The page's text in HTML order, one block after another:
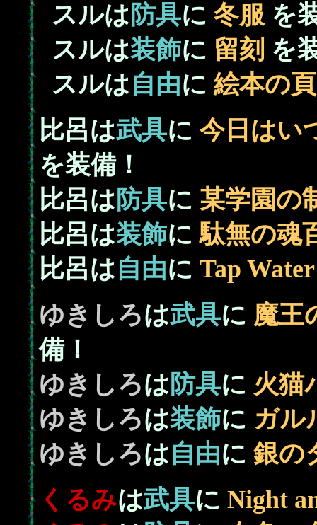
スルは 防具に 冬服 を
スルは装飾に 留刻 を
スルは自由に 絵本の頁
比呂は武具に 今日はい
を装備！
比呂は 防具に 某学園の
比呂は装飾に駄無の魂
比呂は自由に Tap Water
ゆきしろは武具に 魔王
備！
ゆきしろは 防具に 火猫
ゆきしろは装飾に ガル
ゆきしろは自由に銀の
くるみは武具に Night